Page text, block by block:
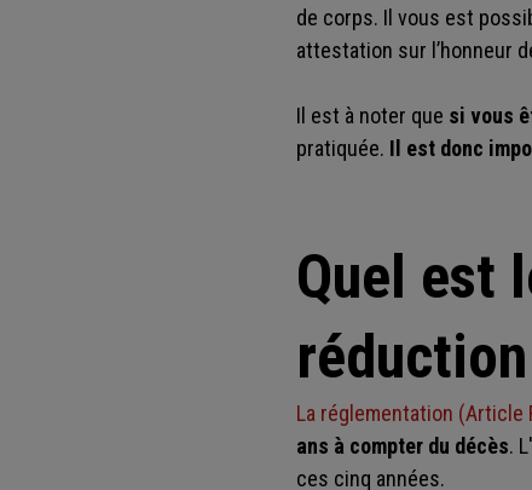
de corps. Il vous est
attestation sur l’honneur
Il est à noter que si vous
pratiquée. Il est donc
Quel est
La réglementation (Article
ans à compter du décès.
ces cinq années.